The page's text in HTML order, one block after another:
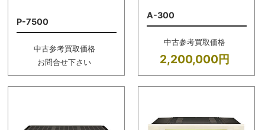
P-7500
中古参考買取価格
お問合せ下さい
A-300
中古参考買取価格
2,200,000円